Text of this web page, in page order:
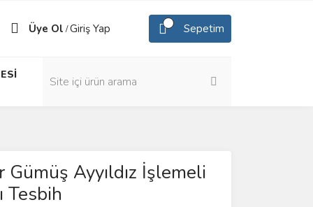
Üye Ol /Giriş Yap Sepetim
Gümüş Ayyıldız İşlemeli
Tesbih